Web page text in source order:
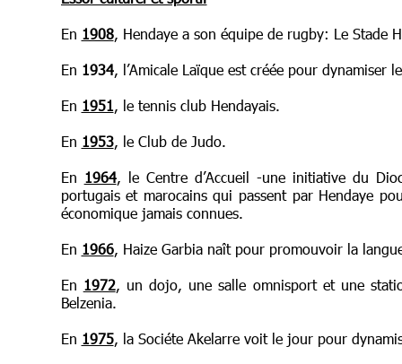
En 1908, Hendaye a son équipe de rugby: Le Stade
En 1934, l’Amicale Laïque est créée pour dynamiser
En 1951, le tennis club Hendayais.
En 1953, le Club de Judo.
En 1964, le Centre d’Accueil -une initiative du
portugais et marocains qui passent par Hendaye
économique jamais connues.
En 1966, Haize Garbia naît pour promouvoir la
En 1972, un dojo, une salle omnisport et une
Belzenia.
En 1975, la Sociéte Akelarre voit le jour pour